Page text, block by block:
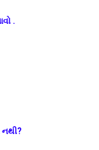
.
નથી?